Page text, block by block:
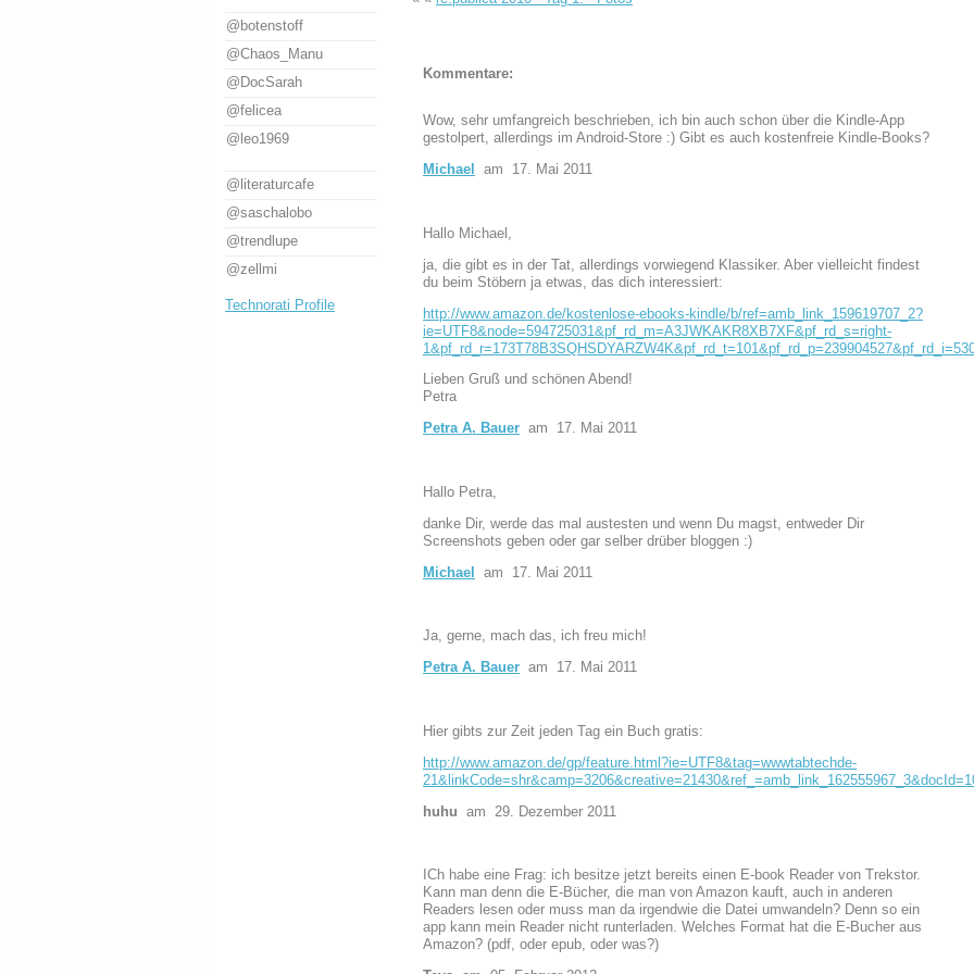
Kommentare:
Wow, sehr umfangreich beschrieben, ich bin auch schon über die Kindle-App
gestolpert, allerdings im Android-Store :) Gibt es auch kostenfreie Kindle-Books?
Michael
am 17. Mai 2011
Hallo Michael,
ja, die gibt es in der Tat, allerdings vorwiegend Klassiker. Aber vielleicht findest
du beim Stöbern ja etwas, das dich interessiert:
http://www.amazon.de/kostenlose-ebooks-kindle/b/ref=amb_link_159619707_2?
ie=UTF8&node=594725031&pf_rd_m=A3JWKAKR8XB7XF&pf_rd_s=right-
Lieben Gruß und schönen Abend!
Petra
Petra A. Bauer am 17. Mai 2011
Hallo Petra,
danke Dir, werde das mal austesten und wenn Du magst, entweder Dir
Screenshots geben oder gar selber drüber bloggen :)
Michael am 17. Mai 2011
Ja, gerne, mach das, ich freu mich!
Petra A. Bauer am 17. Mai 2011
Hier gibts zur Zeit jeden Tag ein Buch gratis:
http://www.amazon.de/gp/feature.html?ie=UTF8&tag=wwwtabtechde-
huhu am 29. Dezember 2011
ICh habe eine Frag: ich besitze jetzt bereits einen E-book Reader von Trekstor.
Kann man denn die E-Bücher, die man von Amazon kauft, auch in anderen
Readers lesen oder muss man da irgendwie die Datei umwandeln? Denn so ein
app kann mein Reader nicht runterladen. Welches Format hat die E-Bucher aus
Amazon? (pdf, oder epub, oder was?)
@botenstoff
@Chaos_Manu
@DocSarah
@felicea
@leo1969
@literaturcafe
@saschalobo
@trendlupe
@zellmi
Technorati Profile